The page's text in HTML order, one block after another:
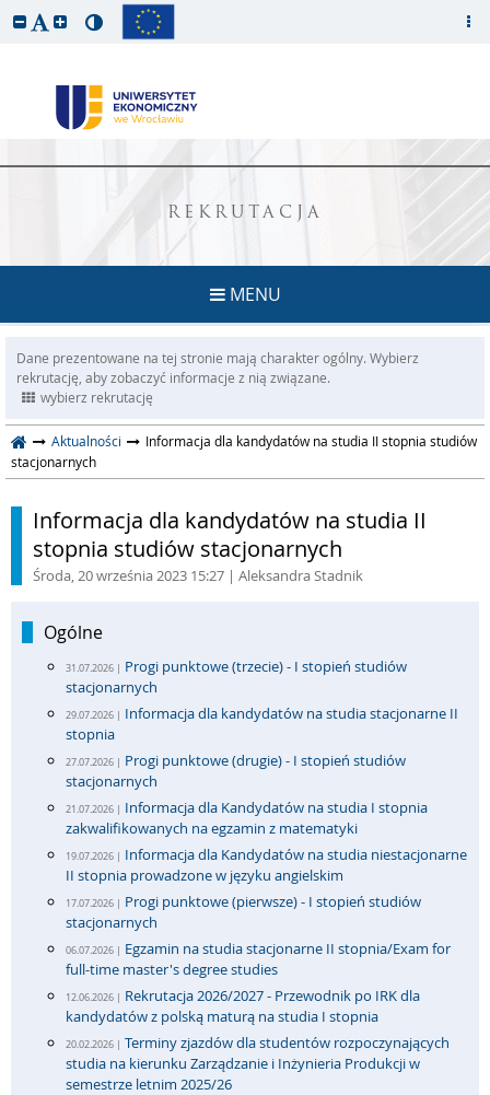
REKRUTACJA
MENU
Dane prezentowane na tej stronie mają charakter ogólny. Wybierz
rekrutację, aby zobaczyć informacje z nią związane.
wybierz rekrutację
Aktualności
Informacja dla kandydatów na studia II stopnia studiów
stacjonarnych
Informacja dla kandydatów na studia II
stopnia studiów stacjonarnych
Środa, 20 września 2023 15:27 | Aleksandra Stadnik
Ogólne
31.07.2026 | Progi punktowe (trzecie) - I stopień studiów
stacjonarnych
29.07.2026 | Informacja dla kandydatów na studia stacjonarne II
stopnia
27.07.2026 | Progi punktowe (drugie) - I stopień studiów
stacjonarnych
21.07.2026 | Informacja dla Kandydatów na studia I stopnia
zakwalifikowanych na egzamin z matematyki
19.07.2026 | Informacja dla Kandydatów na studia niestacjonarne
II stopnia prowadzone w języku angielskim
17.07.2026 | Progi punktowe (pierwsze) - I stopień studiów
stacjonarnych
06.07.2026 | Egzamin na studia stacjonarne II stopnia/Exam for
full-time master's degree studies
12.06.2026 | Rekrutacja 2026/2027 - Przewodnik po IRK dla
kandydatów z polską maturą na studia I stopnia
20.02.2026 | Terminy zjazdów dla studentów rozpoczynających
studia na kierunku Zarządzanie i Inżynieria Produkcji w
semestrze letnim 2025/26